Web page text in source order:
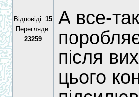
Відповіді: 15
Перегляди:
23259
А все-
після
цього